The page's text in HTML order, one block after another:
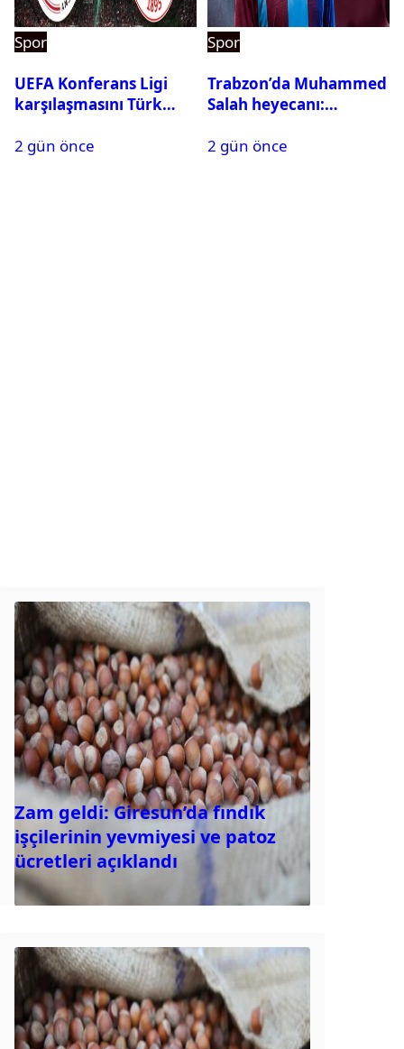
Spor
UEFA Konferans Ligi
karşılaşmasını Türk
2 gün önce
Spor
Trabzon’da Muhammed
Salah heyecanı:
tükeniyor
2 gün önce
Zam geldi: Giresun’da fındık
işçilerinin yevmiyesi ve patoz
ücretleri açıklandı